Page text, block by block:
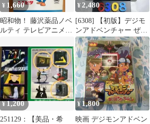
¥ 1,660
昭和物！ 藤沢薬品ノベ
ルティ テレビアニメ
丸』のスケッチカード
¥2,480
[6308] 【初版】デジモ
ンアドベンチャー ぜん
デジモン127たい完全図
鑑
¥1,200
251129：【美品・希
¥ 1,800
映画 デジモンアドベン